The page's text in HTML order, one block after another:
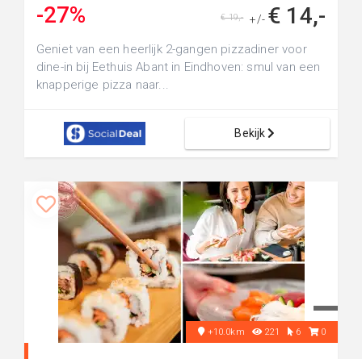
-27% +/- € 14,-
€ 19,-
Geniet van een heerlijk 2-gangen pizzadiner voor
dine-in bij Eethuis Abant in Eindhoven: smul van een
knapperige pizza naar...
Bekijk
+10.0km 221 6 0